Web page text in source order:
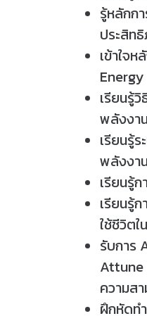
รู้หลักก
ประสิท
เข้าใจ
Energy
เรียนรู้
พลังงา
เรียนรู้
พลังงา
เรียนรู้
เรียนรู้
ใช้ชีวิต
รับการ
Attune
ความส
ฝึกหัดท